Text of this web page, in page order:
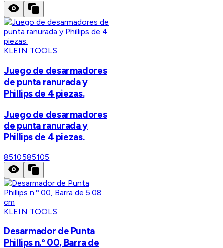
KLEIN TOOLS
Juego de desarmadores
de punta ranurada y
Phillips de 4 piezas.
Juego de desarmadores
de punta ranurada y
Phillips de 4 piezas.
8510585105
KLEIN TOOLS
Desarmador de Punta
Phillips n.º 00, Barra de